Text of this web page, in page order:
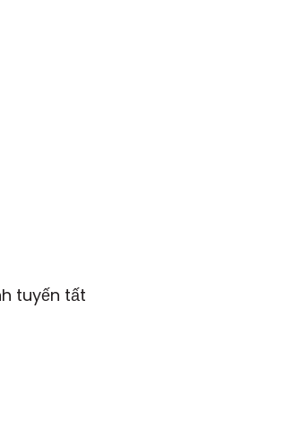
tuyến tất